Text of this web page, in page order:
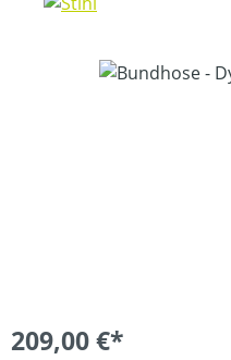
Bildergalerie überspringen
209,00 €*